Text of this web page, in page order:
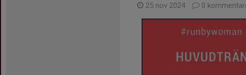
25 nov 2024 0